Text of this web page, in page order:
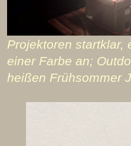
Projektoren startklar,
einer Farbe an;
heißen Frühsommer